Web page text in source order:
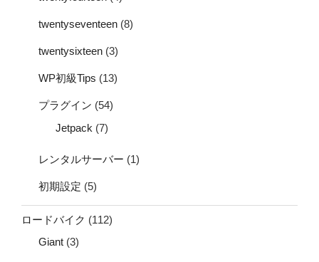
twentyseventeen (8)
twentysixteen (3)
WP初級Tips (13)
プラグイン (54)
Jetpack (7)
レンタルサーバー (1)
初期設定 (5)
ロードバイク (112)
Giant (3)